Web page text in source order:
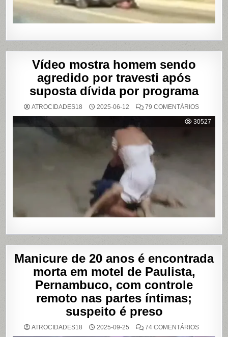
SÃO
PAULO
Vídeo mostra homem sendo
agredido por travesti após
suposta dívida por programa
ATROCIDADES18 2025-06-12 79 COMENTÁRIOSEM
MOSTRA
HOMEM
30527
Manicure de 20 anos é encontrada
morta em motel de Paulista,
Pernambuco, com controle
remoto nas partes íntimas;
suspeito é preso
ATROCIDADES18 2025-09-25 74 COMENTÁRIOSEM